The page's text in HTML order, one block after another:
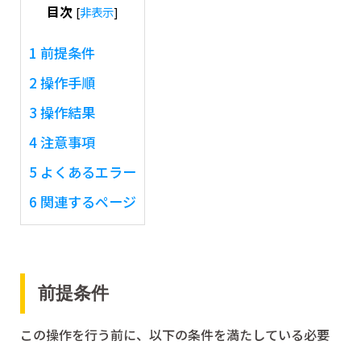
目次 [非表示]
1 前提条件
2 操作手順
3 操作結果
4注意事項
5 よくあるエラー
6 関連するページ
前提条件
この操作を行う前に、以下の条件を満たしている必要